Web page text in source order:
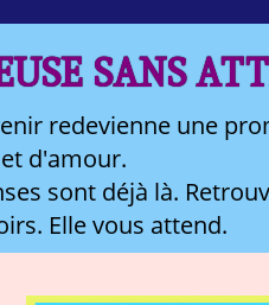
SANS
redevienne une
d'amour.
sont déjà là.
Elle vous attend.